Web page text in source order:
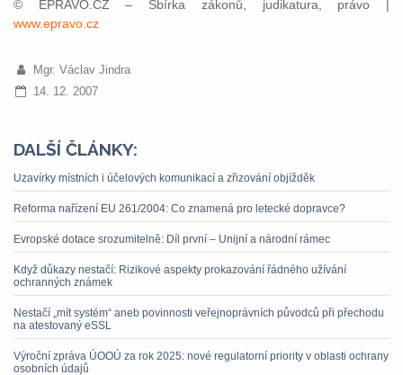
© EPRAVO.CZ – Sbírka zákonů, judikatura, právo |
www.epravo.cz
Mgr. Václav Jindra
14. 12. 2007
DALŠÍ ČLÁNKY:
Uzavírky místních i účelových komunikací a zřizování objížděk
Reforma nařízení EU 261/2004: Co znamená pro letecké dopravce?
Evropské dotace srozumitelně: Díl první – Unijní a národní rámec
Když důkazy nestačí: Rizikové aspekty prokazování řádného užívání
ochranných známek
Nestačí „mít systém“ aneb povinnosti veřejnoprávních původců při přechodu
na atestovaný eSSL
Výroční zpráva ÚOOÚ za rok 2025: nové regulatorní priority v oblasti ochrany
osobních údajů